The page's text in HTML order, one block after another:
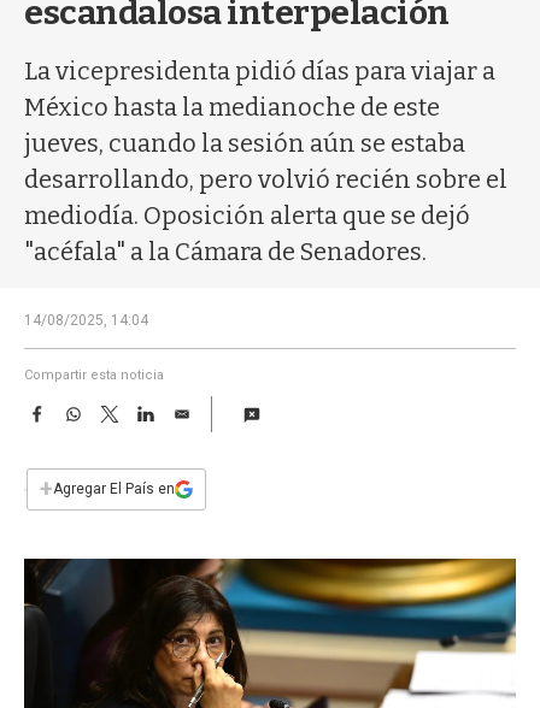
escandalosa interpelación
La vicepresidenta pidió días para viajar a
México hasta la medianoche de este
jueves, cuando la sesión aún se estaba
desarrollando, pero volvió recién sobre el
mediodía. Oposición alerta que se dejó
"acéfala" a la Cámara de Senadores.
14/08/2025, 14:04
Compartir esta noticia
F
e
b
k
W
s
T
w
t
L
E
i
l
+Agregar El País en